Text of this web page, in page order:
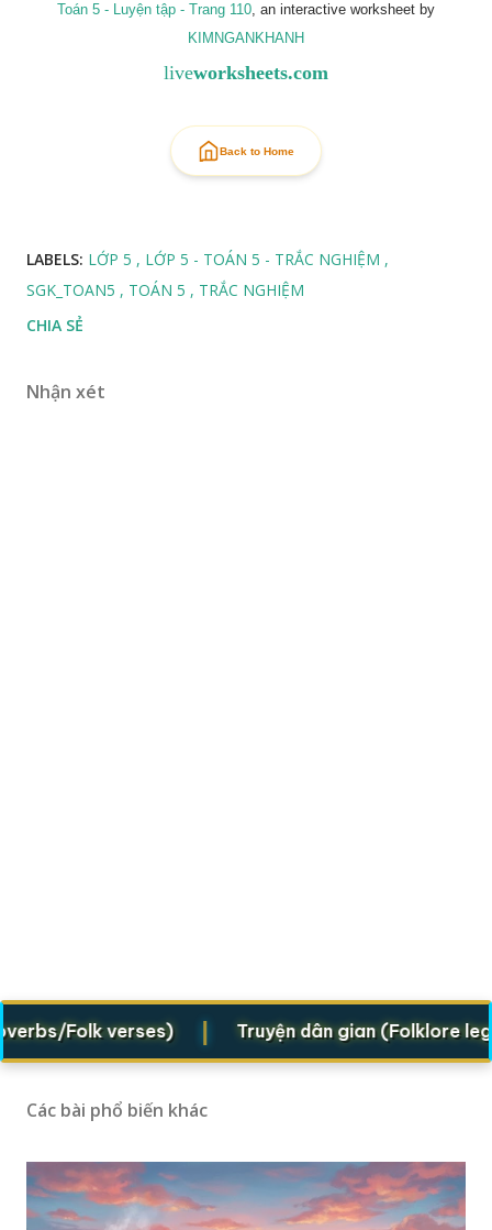
Toán 5 - Luyện tập - Trang 110, an interactive worksheet by
KIMNGANKHANH
liveworksheets.com
Back to Home
LABELS: LỚP 5
LỚP 5 - TOÁN 5 - TRẮC NGHIỆM
SGK_TOAN5
TOÁN 5
TRẮC NGHIỆM
CHIA SẺ
Nhận xét
Folk verses) | Truyện dân gian (Folklore
Các bài phổ biến khác